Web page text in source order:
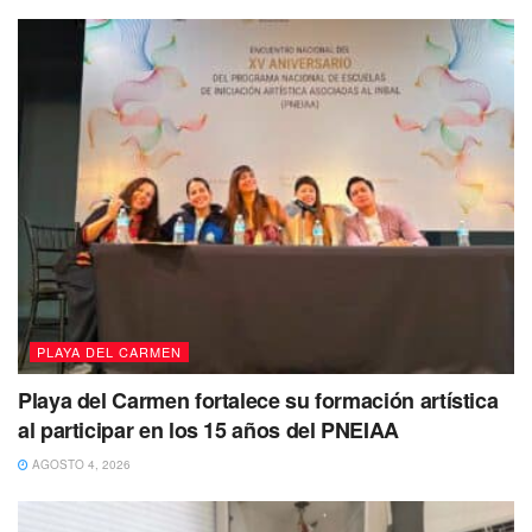
PLAYA DEL CARMEN
Playa del Carmen fortalece su formación artística
al participar en los 15 años del PNEIAA
AGOSTO 4, 2026